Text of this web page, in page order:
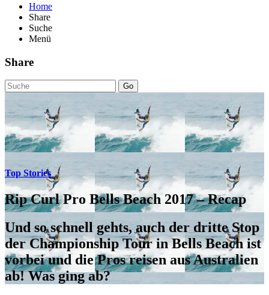
Home
Share
Suche
Menü
Share
Go
Top Stories
Rip Curl Pro Bells Beach 2017 – Recap
Und so schnell gehts, auch der dritte Stop
der Championship Tour in Bells Beach ist
vorbei und die Pros reisen aus Australien
ab! Was ging ab?